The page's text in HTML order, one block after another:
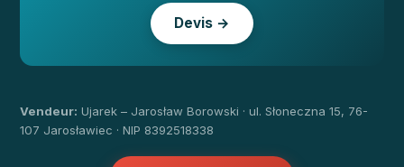
Devis →
Vendeur: Ujarek – Jarosław Borowski · ul. Słoneczna 15, 76-
107 Jarosławiec · NIP 8392518338